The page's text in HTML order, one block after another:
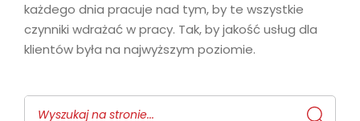
każdego dnia pracuje nad tym, by te wszystkie
czynniki wdrażać w pracy. Tak, by jakość usług dla
klientów była na najwyższym poziomie.